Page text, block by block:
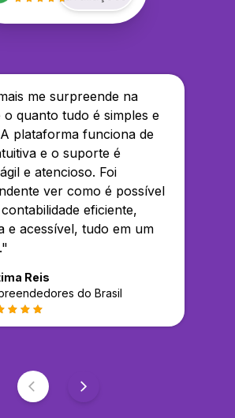
me surpreende na
o quanto tudo é simples e
plataforma funciona de
e o suporte é
e atencioso. Foi
ver como é possível
eficiente,
e acessível, tudo em um
"
Reis
do Brasil